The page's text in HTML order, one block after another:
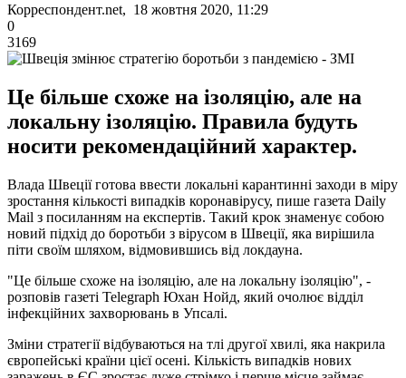
Корреспондент.net, 18 жовтня 2020, 11:29
0
3169
Це більше схоже на ізоляцію, але на
локальну ізоляцію. Правила будуть
носити рекомендаційний характер.
Влада Швеції готова ввести локальні карантинні заходи в міру
зростання кількості випадків коронавірусу, пише газета Daily
Mail з посиланням на експертів. Такий крок знаменує собою
новий підхід до боротьби з вірусом в Швеції, яка вирішила
піти своїм шляхом, відмовившись від локдауна.
"Це більше схоже на ізоляцію, але на локальну ізоляцію", -
розповів газеті Telegraph Юхан Нойд, який очолює відділ
інфекційних захворювань в Упсалі.
Зміни стратегії відбуваються на тлі другої хвилі, яка накрила
європейські країни цієї осені. Кількість випадків нових